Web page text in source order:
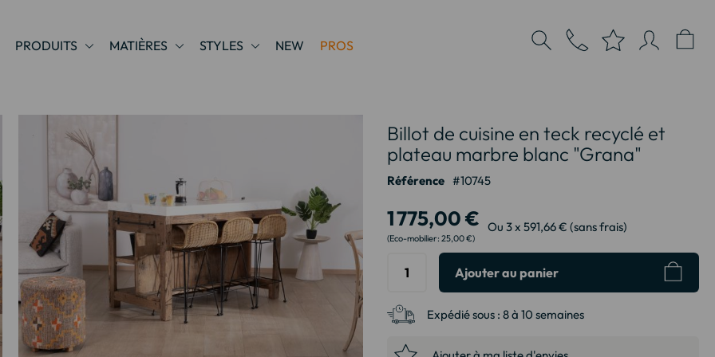
PRODUITS MATIÈRES STYLES NEW PROS
Billot de cuisine en teck recyclé et
plateau marbre blanc "Grana"
Référence 10745
1 775,00 €
25,00 €
Ou 3 x 591,66 € (sans frais)
Ajouter au panier
Expédié sous : 8 à 10 semaines